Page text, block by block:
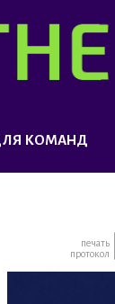
КОМАНД
печать
протокол